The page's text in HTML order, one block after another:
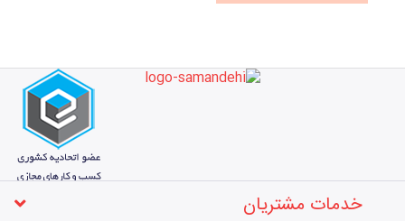
خدمات مشتریان